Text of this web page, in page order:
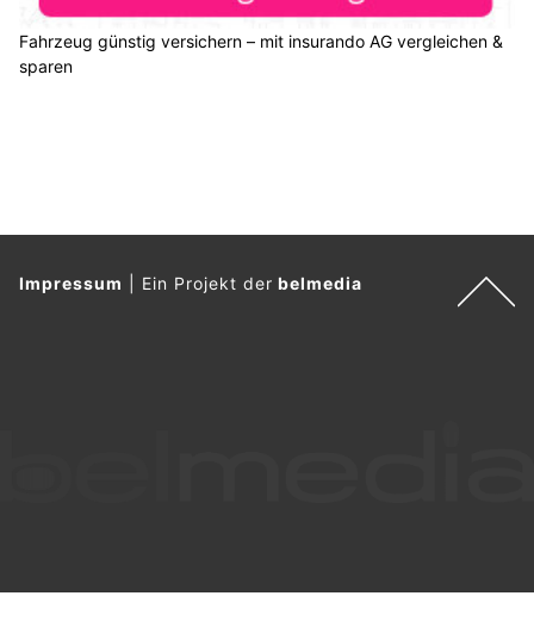
Fahrzeug günstig versichern – mit insurando AG vergleichen &
sparen
Impressum Ein Projekt derbelmedia